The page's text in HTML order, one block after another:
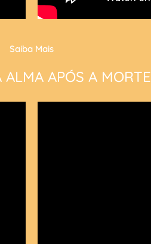
Saiba Mais
ALMA APÓS A MORTE